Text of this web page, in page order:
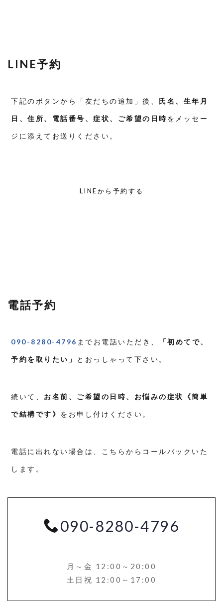
LINE予約
下記のボタンから「友だちの追加」後、 氏名、生年月
日、住所、電話番号、症状、ご希望の日時をメッセー
ジに添えてお送りください。
LINEから予約する
電話予約
090-8280-4796 までお電話いただき、 「初めてで、
予約を取りたい」 とおっしゃって下さい。
続いて、 お名前、ご希望の日時、お悩みの症状《簡単
で結構です》 をお申し付けください。
電話に出れない場合は、こちらからコールバックいた
します。
090-8280-4796
月～金 12:00～20:00
土日祝 12:00～17:00